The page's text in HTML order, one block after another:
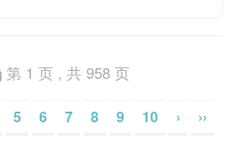
第 1 页 , 共 958 页
5 6 7 8 9 10 › ››